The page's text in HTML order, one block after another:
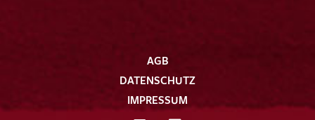
AGB
DATENSCHUTZ
IMPRESSUM